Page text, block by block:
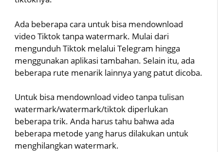
Ada beberapa cara untuk bisa mendownload
video Tiktok tanpa watermark. Mulai dari
mengunduh Tiktok melalui Telegram hingga
menggunakan aplikasi tambahan. Selain itu, ada
beberapa rute menarik lainnya yang patut dicoba.
Untuk bisa mendownload video tanpa tulisan
watermark/watermark/tiktok diperlukan
beberapa trik. Anda harus tahu bahwa ada
beberapa metode yang harus dilakukan untuk
menghilangkan watermark.